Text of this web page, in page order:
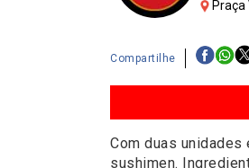
Praça
Compartilhe
Com duas unidades
sushimen.